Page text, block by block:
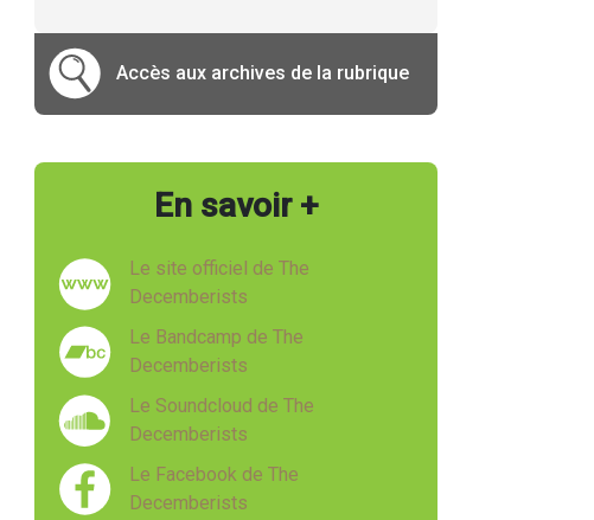
Accès aux archives de la rubrique
En savoir +
Le site officiel de The
Decemberists
Le Bandcamp de The
Decemberists
Le Soundcloud de The
Decemberists
Le Facebook de The
Decemberists